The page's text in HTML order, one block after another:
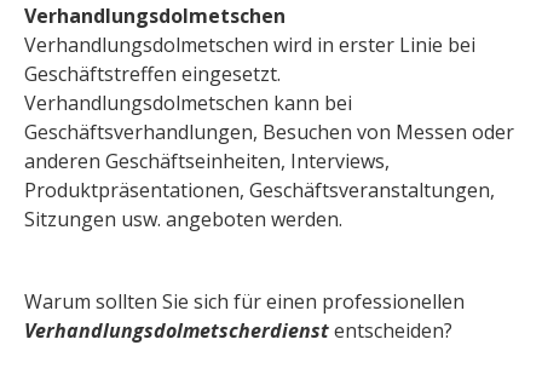
Verhandlungsdolmetschen
Verhandlungsdolmetschen wird in erster Linie bei
Geschäftstreffen eingesetzt.
Verhandlungsdolmetschen kann bei
Geschäftsverhandlungen, Besuchen von Messen oder
anderen Geschäftseinheiten, Interviews,
Produktpräsentationen, Geschäftsveranstaltungen,
Sitzungen usw. angeboten werden.
Warum sollten Sie sich für einen professionellen
Verhandlungsdolmetscherdienstentscheiden?